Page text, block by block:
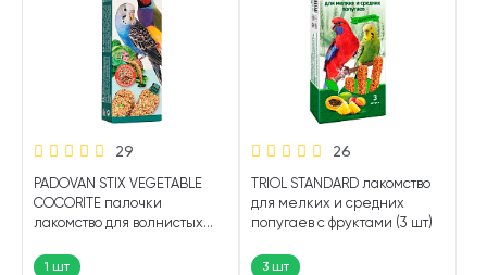
29
PADOVAN STIX VEGETABLE
COCORITE палочки
лакомство для волнистых
гр (1 шт)
1 шт
26
TRIOL STANDARD лакомство
для мелких и средних
попугаев с фруктами (3 шт)
3 шт